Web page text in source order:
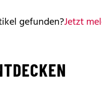
gefunden?Jetzt